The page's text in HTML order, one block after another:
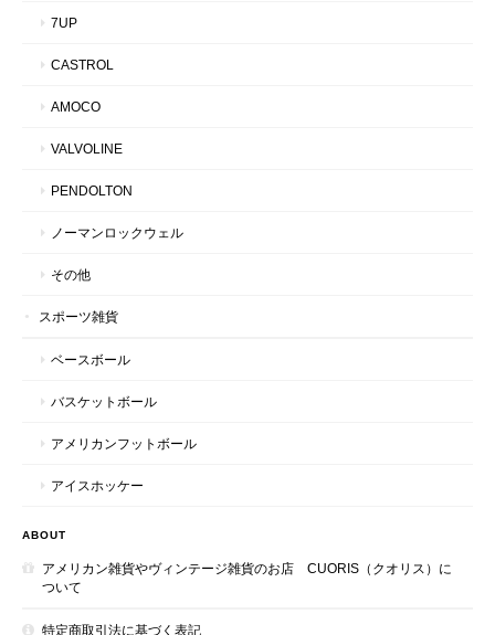
7UP
CASTROL
AMOCO
VALVOLINE
PENDOLTON
ノーマンロックウェル
その他
スポーツ雑貨
ベースボール
バスケットボール
アメリカンフットボール
アイスホッケー
ABOUT
アメリカン雑貨やヴィンテージ雑貨のお店 CUORIS（クオリス）に
ついて
特定商取引法に基づく表記